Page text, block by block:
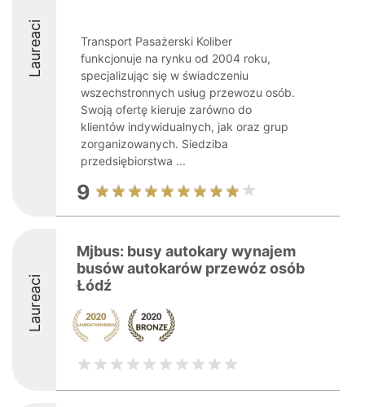
Laureaci
Transport Pasażerski Koliber
funkcjonuje na rynku od 2004 roku,
specjalizując się w świadczeniu
wszechstronnych usług przewozu osób.
Swoją ofertę kieruje zarówno do
klientów indywidualnych, jak oraz grup
zorganizowanych. Siedziba
przedsiębiorstwa ...
9
Laureaci
Mjbus: busy autokary wynajem
busów autokarów przewóz osób
Łódź